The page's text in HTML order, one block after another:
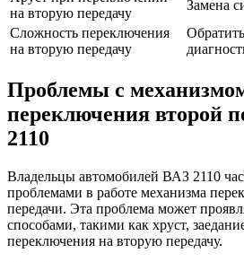
на вторую передачу
Замена
Сложность переключения
на вторую передачу
Проблемы с
переключения второй
2110
Владельцы автомобилей ВАЗ 2110
проблемами в работе механизма
передачи. Эта проблема может
способами, такими как хруст,
переключения на вторую передачу.